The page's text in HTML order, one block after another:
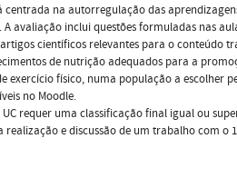
centrada na autorregulação das
A avaliação inclui questões formuladas nas
científicos relevantes para o conteúdo
de nutrição adequados para a
exercício físico, numa população a escolher
no Moodle.
requer uma classificação final igual ou
realização e discussão de um trabalho com o